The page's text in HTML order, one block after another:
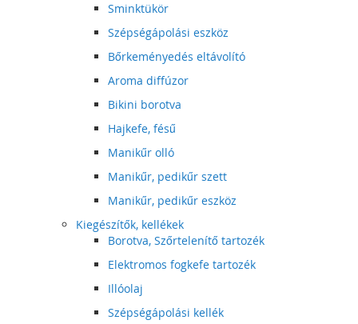
Sminktükör
Szépségápolási eszköz
Bőrkeményedés eltávolító
Aroma diffúzor
Bikini borotva
Hajkefe, fésű
Manikűr olló
Manikűr, pedikűr szett
Manikűr, pedikűr eszköz
Kiegészítők, kellékek
Borotva, Szőrtelenítő tartozék
Elektromos fogkefe tartozék
Illóolaj
Szépségápolási kellék